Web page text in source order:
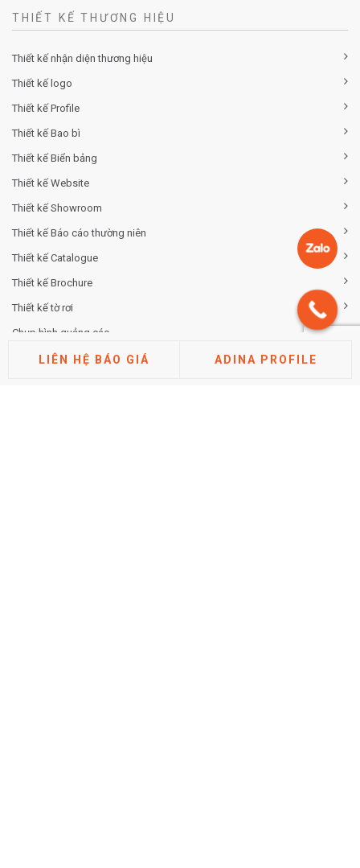
THIẾT KẾ THƯƠNG HIỆU
Thiết kế nhận diện thương hiệu
Thiết kế logo
Thiết kế Profile
Thiết kế Bao bì
Thiết kế Biển bảng
Thiết kế Website
Thiết kế Showroom
Thiết kế Báo cáo thường niên
Thiết kế Catalogue
Thiết kế Brochure
Thiết kế tờ rơi
Chụp hình quảng cáo
TƯ VẤN THƯƠNG HIỆU
LIÊN HỆ BÁO GIÁ ADINA PROFILE